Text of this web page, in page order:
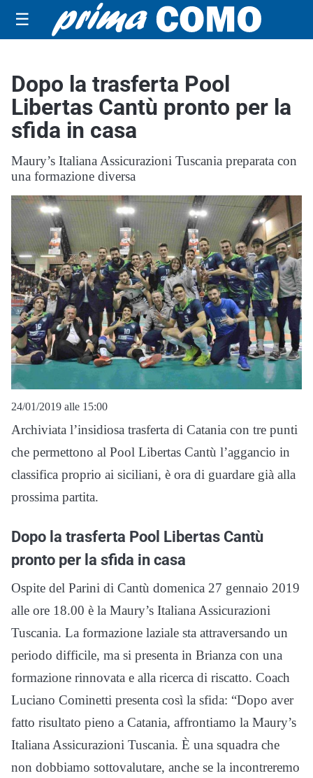
☰
Dopo la trasferta Pool
Libertas Cantù pronto per la
sfida in casa
Maury’s Italiana Assicurazioni Tuscania preparata con
una formazione diversa
24/01/2019 alle 15:00
Archiviata l’insidiosa trasferta di Catania con tre punti
che permettono al Pool Libertas Cantù l’aggancio in
classifica proprio ai siciliani, è ora di guardare già alla
prossima partita.
Dopo la trasferta Pool Libertas Cantù
pronto per la sfida in casa
Ospite del Parini di Cantù domenica 27 gennaio 2019
alle ore 18.00 è la Maury’s Italiana Assicurazioni
Tuscania. La formazione laziale sta attraversando un
periodo difficile, ma si presenta in Brianza con una
formazione rinnovata e alla ricerca di riscatto. Coach
Luciano Cominetti presenta così la sfida: “Dopo aver
fatto risultato pieno a Catania, affrontiamo la Maury’s
Italiana Assicurazioni Tuscania. È una squadra che
non dobbiamo sottovalutare, anche se la incontreremo